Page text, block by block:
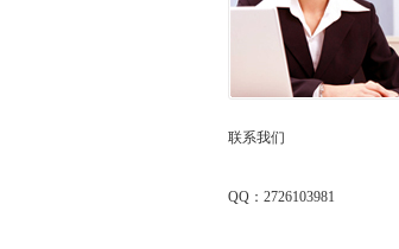
联系我们
QQ：2726103981